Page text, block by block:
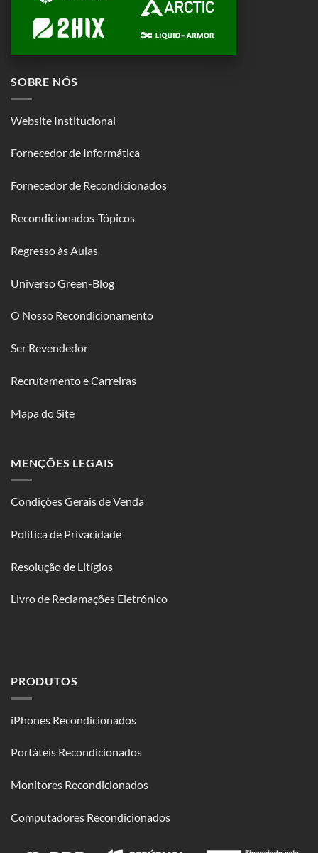
SOBRE NÓS
Website Institucional
Fornecedor de Informática
Fornecedor de Recondicionados
Recondicionados-Tópicos
Regresso às Aulas
Universo Green-Blog
O Nosso Recondicionamento
Ser Revendedor
Recrutamento e Carreiras
Mapa do Site
MENÇÕES LEGAIS
Condições Gerais de Venda
Política de Privacidade
Resolução de Litígios
Livro de Reclamações Eletrónico
PRODUTOS
iPhones Recondicionados
Portáteis Recondicionados
Monitores Recondicionados
Computadores Recondicionados